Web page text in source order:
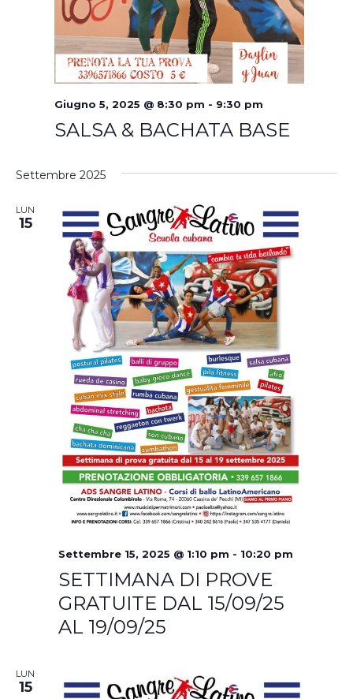
SALSA & BACHATA BASE
Giugno 5, 2025 @ 8:30 pm - 9:30 pm
Settembre 2025
LUN
15
SETTIMANA DI PROVE
GRATUITE DAL 15/09/25
AL 19/09/25
Settembre 15, 2025 @ 1:10 pm - 10:20 pm
LUN
15